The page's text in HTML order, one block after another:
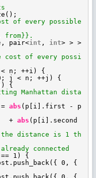
of every possible
from}}.
, pair<int , int> > >
of every possi
n; ++i) {
j < n; ++j) {
{
Manhattan dista
abs (p[i].first - p
+ abs (p[i].second
distance is 1 th
connected
1) {
0, {